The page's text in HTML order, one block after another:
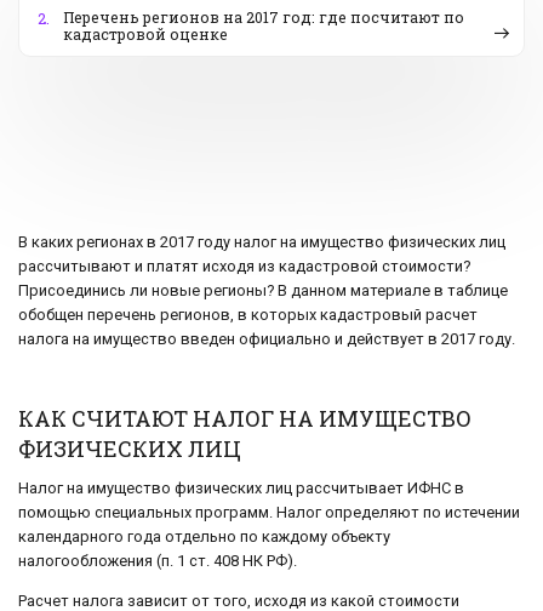
2.
Перечень регионов на 2017 год: где посчитают по
кадастровой оценке
В каких регионах в 2017 году налог на имущество физических лиц
рассчитывают и платят исходя из кадастровой стоимости?
Присоединись ли новые регионы? В данном материале в таблице
обобщен перечень регионов, в которых кадастровый расчет
налога на имущество введен официально и действует в 2017 году.
КАК СЧИТАЮТ НАЛОГ НА ИМУЩЕСТВО
ФИЗИЧЕСКИХ ЛИЦ
Налог на имущество физических лиц рассчитывает ИФНС в
помощью специальных программ. Налог определяют по истечении
календарного года отдельно по каждому объекту
налогообложения (п. 1 ст. 408 НК РФ).
Расчет налога зависит от того, исходя из какой стоимости